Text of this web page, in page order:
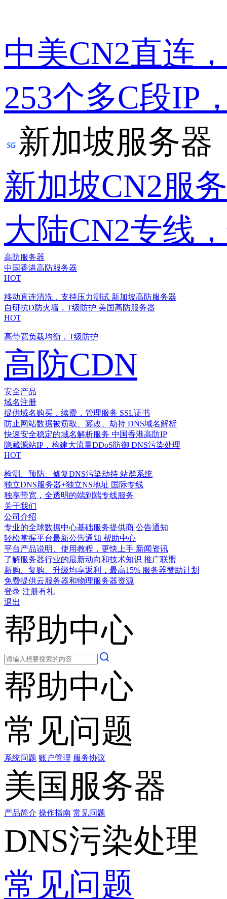
中美CN2直连
253个多C段IP
新加坡服务器
新加坡CN2服
大陆CN2专线
高防服务器
中国香港高防服务器
HOT
移动直连清洗，支持压力测试 新加坡高防服务器
自研抗D防火墙，T级防护 美国高防服务器
HOT
高带宽负载均衡，T级防护
高防CDN
安全产品
域名注册
提供域名购买，续费，管理服务 SSL证书
防止网站数据被窃取、篡改、劫持 DNS域名解析
快速安全稳定的域名解析服务 中国香港高防IP
隐藏源站IP，构建大流量DDoS防御 DNS污染处理
HOT
检测、预防、修复DNS污染劫持 站群系统
独立DNS服务器+独立NS地址 国际专线
独享带宽，全透明的端到端专线服务
关于我们
公司介绍
专业的全球数据中心基础服务提供商 公告通知
轻松掌握平台最新公告通知 帮助中心
平台产品说明、使用教程，更快上手 新闻资讯
了解服务器行业的最新动向和技术知识 推广联盟
新购、复购、升级均享返利，最高15% 服务器赞助计划
免费提供云服务器和物理服务器资源
登录 注册有礼
退出
帮助中心
帮助中心
常见问题
系统问题 账户管理 服务协议
美国服务器
产品简介 操作指南 常见问题
DNS污染处理
常见问题